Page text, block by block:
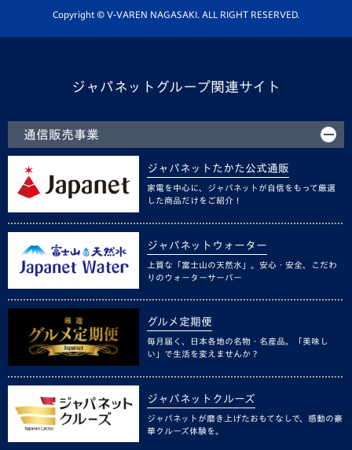
ホームタウン活動
Copyright © V-VAREN NAGASAKI. ALL RIGHT RESERVED.
ジャパネットグループ関連サイト
通信販売事業
ジャパネットたかた公式通販
家電を中心に、ジャパネットが自信をもって厳選
した商品だけをご紹介！
ジャパネットウォーター
上質な「富士山の天然水」。安心・安全、こだわ
りのウォーターサーバー
グルメ定期便
毎月届く、日本各地の名物・名産品。「美味し
い」で生活を変えませんか？
ジャパネットクルーズ
ジャパネットが磨き上げたおもてなしで、感動の豪
華クルーズ体験を。